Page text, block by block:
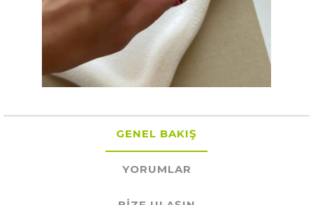
GENEL BAKIŞ
YORUMLAR